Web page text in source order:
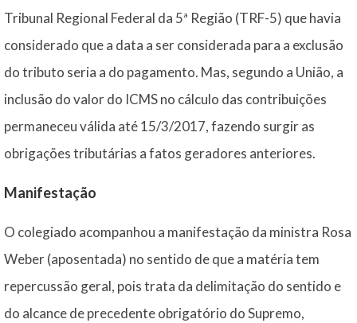
Tribunal Regional Federal da 5ª Região (TRF-5) que havia
considerado que a data a ser considerada para a exclusão
do tributo seria a do pagamento. Mas, segundo a União, a
inclusão do valor do ICMS no cálculo das contribuições
permaneceu válida até 15/3/2017, fazendo surgir as
obrigações tributárias a fatos geradores anteriores.
Manifestação
O colegiado acompanhou a manifestação da ministra Rosa
Weber (aposentada) no sentido de que a matéria tem
repercussão geral, pois trata da delimitação do sentido e
do alcance de precedente obrigatório do Supremo,